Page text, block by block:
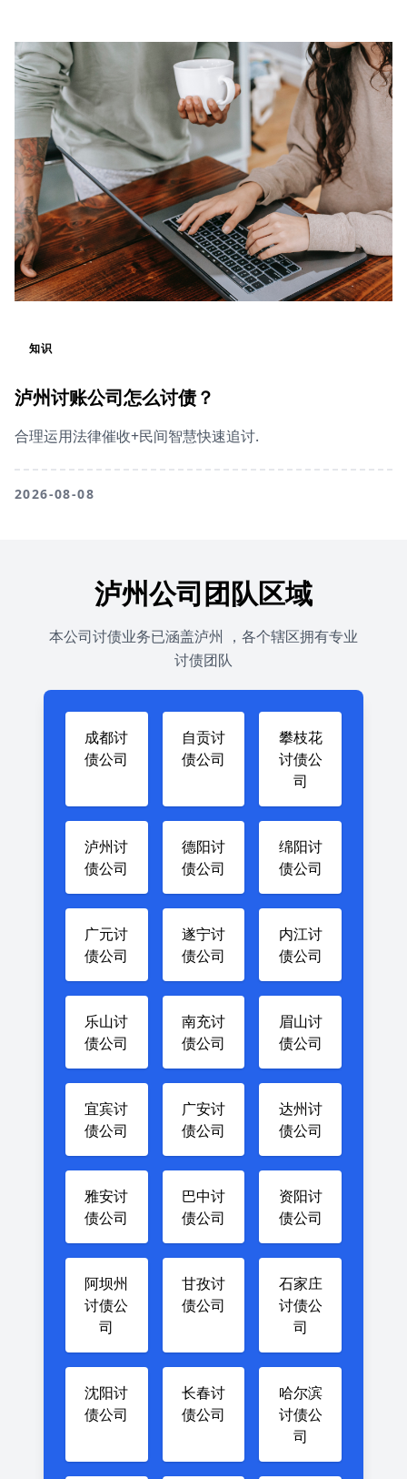
知识
泸州讨账公司怎么讨债？
合理运用法律催收+民间智慧快速追讨.
2026-08-08
泸州公司团队区域
本公司讨债业务已涵盖泸州 ，各个辖区拥有专业
讨债团队
成都讨
债公司
自贡讨
债公司
攀枝花
讨债公
司
泸州讨
债公司
德阳讨
债公司
绵阳讨
债公司
广元讨
债公司
遂宁讨
债公司
内江讨
债公司
乐山讨
债公司
南充讨
债公司
眉山讨
债公司
宜宾讨
债公司
广安讨
债公司
达州讨
债公司
雅安讨
债公司
巴中讨
债公司
资阳讨
债公司
阿坝州
讨债公
司
甘孜讨
债公司
石家庄
讨债公
司
沈阳讨
债公司
长春讨
债公司
哈尔滨
讨债公
司